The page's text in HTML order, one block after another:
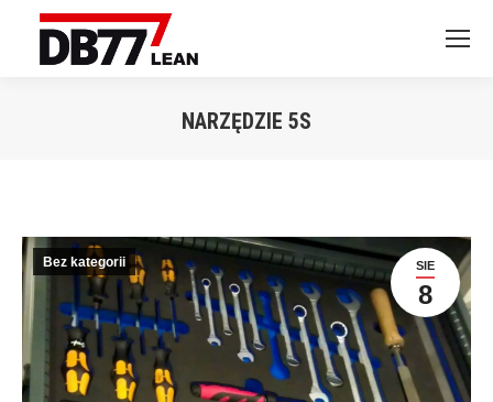
NARZĘDZIE 5S
SIE
8
Bez kategorii